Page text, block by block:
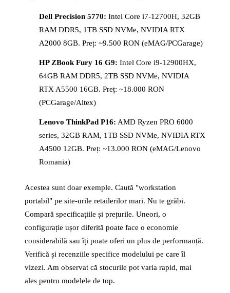
Dell Precision 5770: Intel Core i7-12700H, 32GB
RAM DDR5, 1TB SSD NVMe, NVIDIA RTX
A2000 8GB. Preț: ~9.500 RON (eMAG/PCGarage)
HP ZBook Fury 16 G9: Intel Core i9-12900HX,
64GB RAM DDR5, 2TB SSD NVMe, NVIDIA
RTX A5500 16GB. Preț: ~18.000 RON
(PCGarage/Altex)
Lenovo ThinkPad P16: AMD Ryzen PRO 6000
series, 32GB RAM, 1TB SSD NVMe, NVIDIA RTX
A4500 12GB. Preț: ~13.000 RON (eMAG/Lenovo
Romania)
Acestea sunt doar exemple. Caută "workstation
portabil" pe site-urile retailerilor mari. Nu te grăbi.
Compară specificațiile și prețurile. Uneori, o
configurație ușor diferită poate face o economie
considerabilă sau îți poate oferi un plus de performanță.
Verifică și recenziile specifice modelului pe care îl
vizezi. Am observat că stocurile pot varia rapid, mai
ales pentru modelele de top.